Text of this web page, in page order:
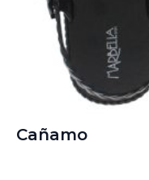
Cañamo